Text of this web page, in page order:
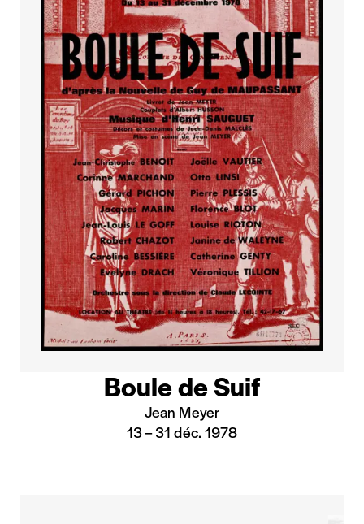
Boule de Suif
Jean Meyer
13–31 déc. 1978